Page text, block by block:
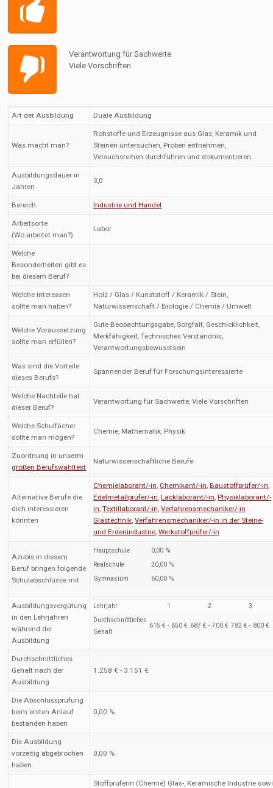
Verantwortung für Sachwerte
Viele Vorschriften
Art der Ausbildung Duale Ausbildung
Was macht man?
Rohstoffe und Erzeugnisse aus Glas, Keramik und
Steinen untersuchen, Proben entnehmen,
Versuchsreihen durchführen und dokumentieren.
Ausbildungsdauer in
Jahren
3,0
Bereich Industrie und Handel
Arbeitsorte
(Wo arbeitet man?)
Labor
Welche
Besonderheiten gibt es
bei diesem Beruf?
Welche Interessen
sollte man haben?
Holz / Glas / Kunststoff / Keramik / Stein,
Naturwissenschaft / Biologie / Chemie / Umwelt
Welche Voraussetzung
sollte man erfüllen?
Gute Beobachtungsgabe, Sorgfalt, Geschicklichkeit,
Merkfähigkeit, Technisches Verständnis,
Verantwortungsbewusstsein
Was sind die Vorteile
dieses Berufs?
Spannender Beruf für Forschungsinteressierte
Welche Nachteile hat
dieser Beruf?
Verantwortung für Sachwerte, Viele Vorschriften
Welche Schulfächer
sollte man mögen?
Chemie, Mathematik, Physik
Zuordnung in unserm
großen Berufswahltest
Naturwissenschaftliche Berufe
Alternative Berufe die
dich interessieren
könnten
Chemielaborant/-in, Chemikant/-in,Baustoffprüfer/-in,
Edelmetallprüfer/-in,Lacklaborant/-in,Physiklaborant/-
in,Textillaborant/-in,Verfahrensmechaniker/-in
Glastechnik,Verfahrensmechaniker/-in in der Steine-
und Erdenindustrie,Werkstoffprüfer/-in
Azubis in diesem
Beruf bringen folgende
Schulabschlüsse mit
Hauptschule
0,00 %
Realschule
20,00 %
Gymnasium
60,00 %
Ausbildungsvergütung
in den Lehrjahren
während der
Ausbildung
Lehrjahr 1 2 3
Durchschnittliches
Gehalt
615 € - 650 € 687 € - 700 € 782 € - 800 €
Durchschnittliches
Gehalt nach der
Ausbildung
1.258 € - 3.151 €
Die Abschlussprüfung
beim ersten Anlauf
bestanden haben
0,00 %
Die Ausbildung
vorzeitig abgebrochen
haben
0,00 %
Stoffprüferin (Chemie) Glas-, Keramische Industrie